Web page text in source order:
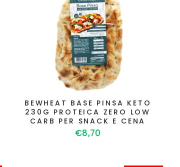
BEWHEAT BASE PINSA KETO
230G PROTEICA ZERO LOW
CARB PER SNACK E CENA
€8,70